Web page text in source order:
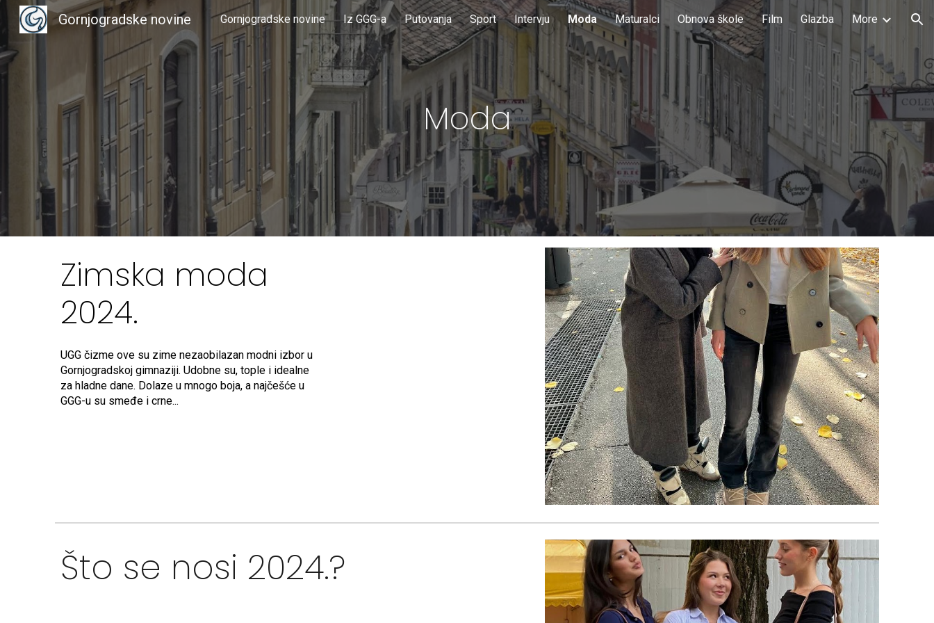
Skip to main content Skip to navigation
Gornjogradske novine Gornjogradske novine Iz GGG-a Putovanja Sport Intervju Moda Maturalci Obnova škole Film Glazba More
Moda
Zimska moda
2024.
UGG čizme ove su zime nezaobilazan modni izbor u
Gornjogradskoj gimnaziji. Udobne su, tople i idealne
za hladne dane. Dolaze u mnogo boja, a najčešće u
GGG-u su smeđe i crne...
Što se nosi 2024.?